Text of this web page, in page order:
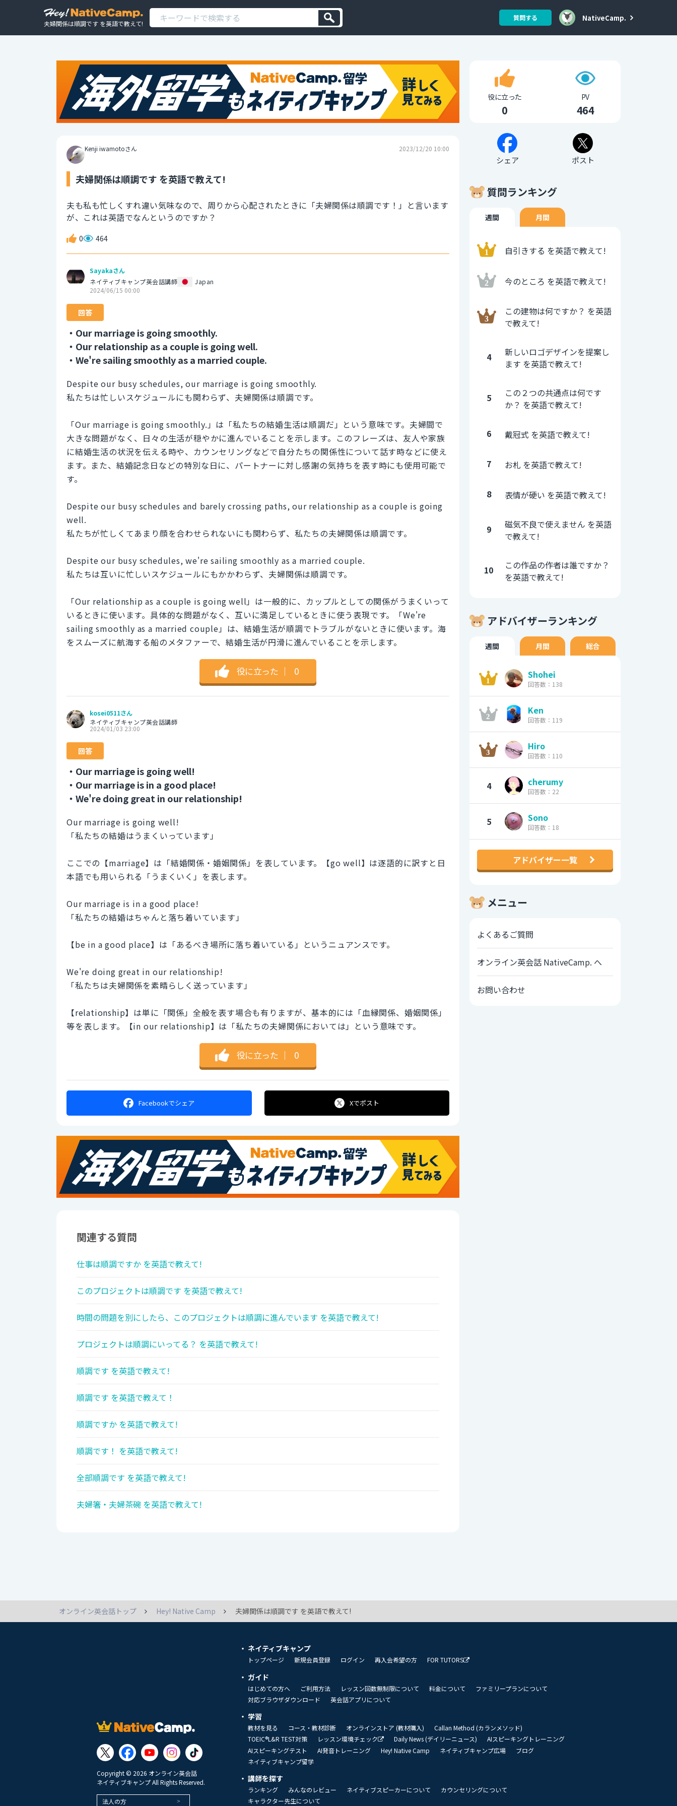
夫婦関係は順調です を英語で教えて!
質問する NativeCamp.
Kenji iwamotoさん 2023/12/20 10:00
夫婦関係は順調です を英語で教えて!
夫も私も忙しくすれ違い気味なので、周りから心配されたときに「夫婦関係は順調です！」と言います
が、これは英語でなんというのですか？
0 464
Sayakaさん
ネイティブキャンプ英会話講師
Japan
2024/06/15 00:00
回答
・Our marriage is going smoothly.
・Our relationship as a couple is going well.
・We're sailing smoothly as a married couple.
Despite our busy schedules, our marriage is going smoothly.
私たちは忙しいスケジュールにも関わらず、夫婦関係は順調です。
「Our marriage is going smoothly.」は「私たちの結婚生活は順調だ」という意味です。夫婦間で
大きな問題がなく、日々の生活が穏やかに進んでいることを示します。このフレーズは、友人や家族
に結婚生活の状況を伝える時や、カウンセリングなどで自分たちの関係性について話す時などに使え
ます。また、結婚記念日などの特別な日に、パートナーに対し感謝の気持ちを表す時にも使用可能で
す。
Despite our busy schedules and barely crossing paths, our relationship as a couple is going
well.
私たちが忙しくてあまり顔を合わせられないにも関わらず、私たちの夫婦関係は順調です。
Despite our busy schedules, we're sailing smoothly as a married couple.
私たちは互いに忙しいスケジュールにもかかわらず、夫婦関係は順調です。
「Our relationship as a couple is going well」は一般的に、カップルとしての関係がうまくいって
いるときに使います。具体的な問題がなく、互いに満足しているときに使う表現です。「We're
sailing smoothly as a married couple」は、結婚生活が順調でトラブルがないときに使います。海
をスムーズに航海する船のメタファーで、結婚生活が円滑に進んでいることを示します。
役に立った ｜ 0
kosei0511さん
ネイティブキャンプ英会話講師
2024/01/03 23:00
回答
・Our marriage is going well!
・Our marriage is in a good place!
・We're doing great in our relationship!
Our marriage is going well!
「私たちの結婚はうまくいっています」
ここでの【marriage】は「結婚関係・婚姻関係」を表しています。【go well】は逐語的に訳すと日
本語でも用いられる「うまくいく」を表します。
Our marriage is in a good place!
「私たちの結婚はちゃんと落ち着いています」
【be in a good place】は「あるべき場所に落ち着いている」というニュアンスです。
We're doing great in our relationship!
「私たちは夫婦関係を素晴らしく送っています」
【relationship】は単に「関係」全般を表す場合も有りますが、基本的には「血縁関係、婚姻関係」
等を表します。【in our relationship】は「私たちの夫婦関係においては」という意味です。
役に立った ｜ 0
Facebookでシェア Xでポスト
関連する質問
仕事は順調ですか を英語で教えて!
このプロジェクトは順調です を英語で教えて!
時間の問題を別にしたら、このプロジェクトは順調に進んでいます を英語で教えて!
プロジェクトは順調にいってる？ を英語で教えて!
順調です を英語で教えて!
順調です を英語で教えて！
順調ですか を英語で教えて!
順調です！ を英語で教えて!
全部順調です を英語で教えて!
夫婦箸・夫婦茶碗 を英語で教えて!
役に立った
0
PV
464
シェア ポスト
質問ランキング
週間 月間
自引きする を英語で教えて!
今のところ を英語で教えて!
この建物は何ですか？ を英語
で教えて!
4
新しいロゴデザインを提案し
ます を英語で教えて!
5
この２つの共通点は何です
か？ を英語で教えて!
6 戴冠式 を英語で教えて!
7 お札 を英語で教えて!
8 表情が硬い を英語で教えて!
9
磁気不良で使えません を英語
で教えて!
10
この作品の作者は誰ですか？
を英語で教えて!
アドバイザーランキング
週間 月間 総合
Shohei
回答数：138
Ken
回答数：119
Hiro
回答数：110
4 cherumy
回答数：22
5 Sono
回答数：18
アドバイザー一覧
メニュー
よくあるご質問
オンライン英会話 NativeCamp. へ
お問い合わせ
オンライン英会話トップ Hey! Native Camp 夫婦関係は順調です を英語で教えて!
Copyright © 2026 オンライン英会話
ネイティブキャンプ All Rights Reserved.
法人の方
ネイティブキャンプ
トップページ 新規会員登録 ログイン 再入会希望の方 FOR TUTORS
ガイド
はじめての方へ ご利用方法 レッスン回数無制限について 料金について
ファミリープランについて
対応ブラウザダウンロード
英会話アプリについて
学習
教材を見る コース・教材診断 オンラインストア (教材購入)
Callan Method (カランメソッド)
TOEIC®L&R TEST対策
レッスン環境チェック Daily News (デイリーニュース)
AIスピーキングトレーニング
AIスピーキングテスト
AI発音トレーニング Hey! Native Camp ネイティブキャンプ広場
ブログ
ネイティブキャンプ留学
講師を探す
ランキング みんなのレビュー ネイティブスピーカーについて
カウンセリングについて
キャラクター先生について